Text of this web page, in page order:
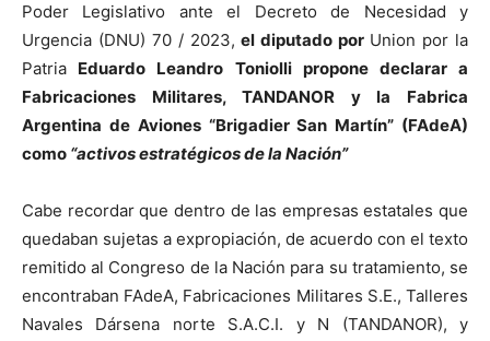
Poder Legislativo ante el Decreto de Necesidad y
Urgencia (DNU) 70 / 2023, el diputado por Union por la
Patria Eduardo Leandro Toniolli propone declarar a
Fabricaciones Militares, TANDANOR y la Fabrica
Argentina de Aviones “Brigadier San Martín” (FAdeA)
como “activos estratégicos de la Nación”
Cabe recordar que dentro de las empresas estatales que
quedaban sujetas a expropiación, de acuerdo con el texto
remitido al Congreso de la Nación para su tratamiento, se
encontraban FAdeA, Fabricaciones Militares S.E., Talleres
Navales Dársena norte S.A.C.I. y N (TANDANOR), y